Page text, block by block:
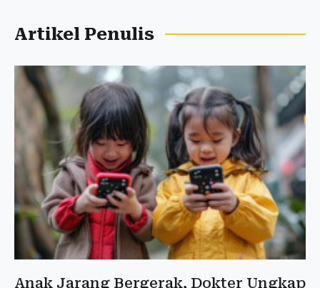
Artikel Penulis
Anak Jarang Bergerak, Dokter Ungkap